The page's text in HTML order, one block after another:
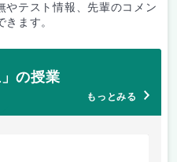
やテスト情報、先輩のコメン
きます。
の授業
もっとみる